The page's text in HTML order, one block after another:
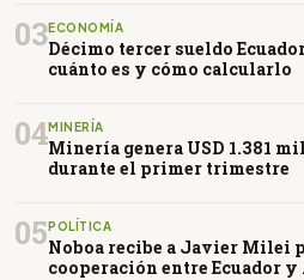
03ECONOMÍA
Décimo tercer sueldo
cuánto es y cómo calcularlo
04MINERÍA
Minería genera USD 1.381
durante el primer trimestre
05POLÍTICA
Noboa recibe a Javier Milei
cooperación entre Ecuador